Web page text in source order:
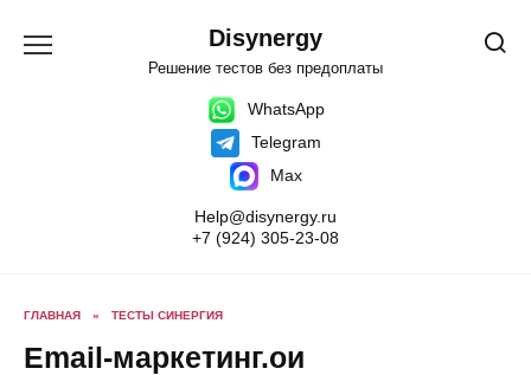
содержанию
Disynergy
Решение тестов без предоплаты
WhatsApp
Telegram
Max
Help@disynergy.ru
+7 (924) 305-23-08
ГЛАВНАЯ » ТЕСТЫ СИНЕРГИЯ
Email-маркетинг.ои